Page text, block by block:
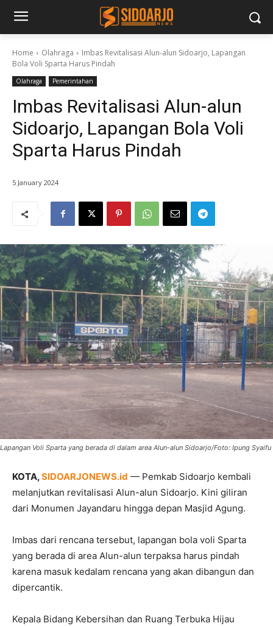
Home Olahraga
Imbas Revitalisasi Alun-alun Sidoarjo, Lapangan
Bola Voli Sparta Harus Pindah
Olahraga Pemerintahan
Imbas Revitalisasi Alun-alun
Sidoarjo, Lapangan Bola Voli
Sparta Harus Pindah
5 January 2024
Lapangan Voli Sparta yang berada di dalam area Alun-alun Sidoarjo/Foto: Ipung Syaifu
KOTA,SIDOARJONEWS.id — Pemkab Sidoarjo kembali
melanjutkan revitalisasi Alun-alun Sidoarjo. Kini giliran
dari Monumen Jayandaru hingga depan Masjid Agung.
Imbas dari rencana tersebut, lapangan bola voli Sparta
yang berada di area Alun-alun terpaksa harus pindah
karena masuk kedalam rencana yang akan dibangun dan
dipercantik.
Kepala Bidang Kebersihan dan Ruang Terbuka Hijau